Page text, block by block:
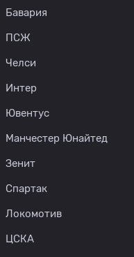
Бавария
ПСЖ
Челси
Интер
Ювентус
Манчестер Юнайтед
Зенит
Спартак
Локомотив
ЦСКА